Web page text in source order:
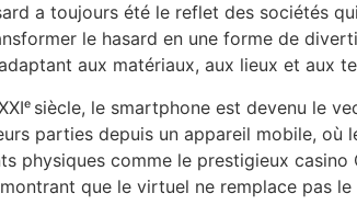
a toujours été le reflet des sociétés
le hasard en une forme de
aux matériaux, aux lieux et aux
siècle, le smartphone est devenu le
parties depuis un appareil mobile, où
physiques comme le prestigieux casino
que le virtuel ne remplace pas le